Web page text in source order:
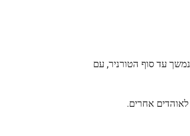
הנקודת פתיחה הטובה ביותר היא עדיין FIFA.com/tickets. שלב המכירה של "דקה אחרונה" של FIFA נמשך עד סוף הטורניר, עם